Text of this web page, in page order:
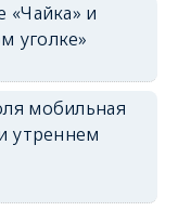
«Чайка» и
уголке»
мобильная
утреннем